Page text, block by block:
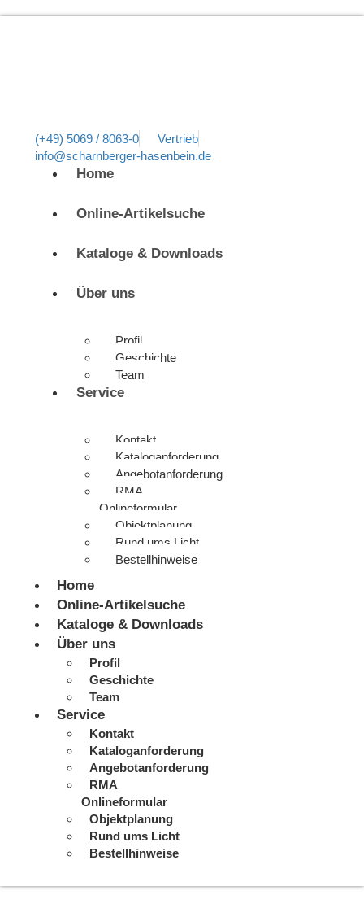
(+49) 5069 / 8063-0
Vertrieb
info@scharnberger-hasenbein.de
Home
Online-Artikelsuche
Kataloge & Downloads
Über uns
Profil
Geschichte
Team
Service
Kontakt
Kataloganforderung
Angebotanforderung
RMA
Onlineformular
Objektplanung
Rund ums Licht
Bestellhinweise
Home
Online-Artikelsuche
Kataloge & Downloads
Über uns
Profil
Geschichte
Team
Service
Kontakt
Kataloganforderung
Angebotanforderung
RMA
Onlineformular
Objektplanung
Rund ums Licht
Bestellhinweise